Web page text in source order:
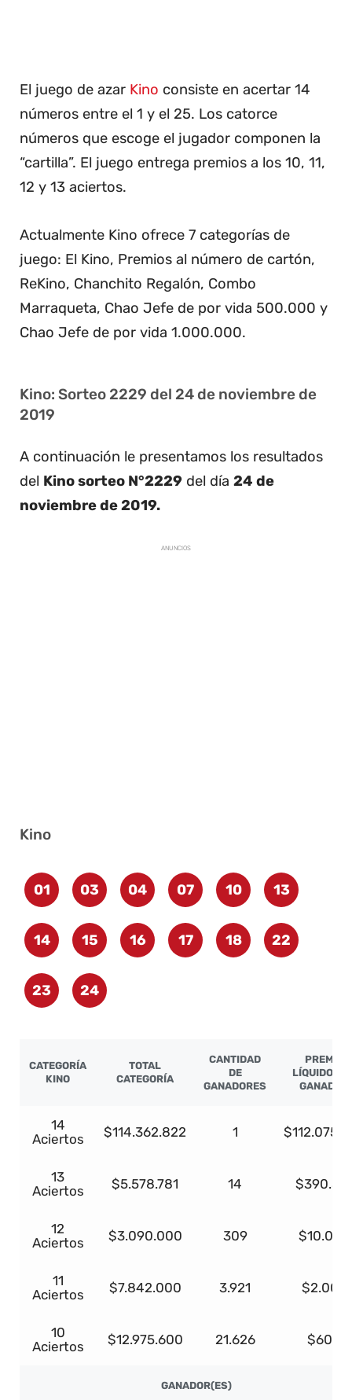
El juego de azar Kino consiste en acertar 14
números entre el 1 y el 25. Los catorce
números que escoge el jugador componen la
“cartilla”. El juego entrega premios a los 10, 11,
12 y 13 aciertos.
Actualmente Kino ofrece 7 categorías de
juego: El Kino, Premios al número de cartón,
ReKino, Chanchito Regalón, Combo
Marraqueta, Chao Jefe de por vida 500.000 y
Chao Jefe de por vida 1.000.000.
Kino: Sorteo 2229 del 24 de noviembre de
2019
A continuación le presentamos los resultados
del Kino sorteo N°2229 del día 24 de
noviembre de 2019.
ANUNCIOS
Kino
01 03 04 07 10 13
14 15 16 17 18 22
23 24
CATEGORÍA
KINO
TOTAL
CATEGORÍA
CANTIDAD
DE
GANADORES
PREMIO
LÍQUIDO
GANADOR
14
Aciertos
$114.362.822 1
13
Aciertos
$5.578.781 14 $390.515
12
Aciertos
$3.090.000 309 $10.000
11
Aciertos
$7.842.000 3.921 $2.000
10
Aciertos
$12.975.600 21.626 $600
GANADOR(ES)